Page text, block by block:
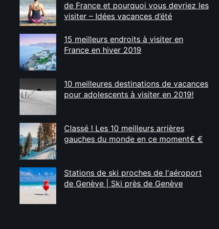
de France et pourquoi vous devriez les
visiter – Idées vacances d’été
15 meilleurs endroits à visiter en
France en hiver 2019
10 meilleures destinations de vacances
pour adolescents à visiter en 2019!
Classé ! Les 10 meilleurs arrières
gauches du monde en ce moment€ €
Stations de ski proches de l'aéroport
de Genève | Ski près de Genève